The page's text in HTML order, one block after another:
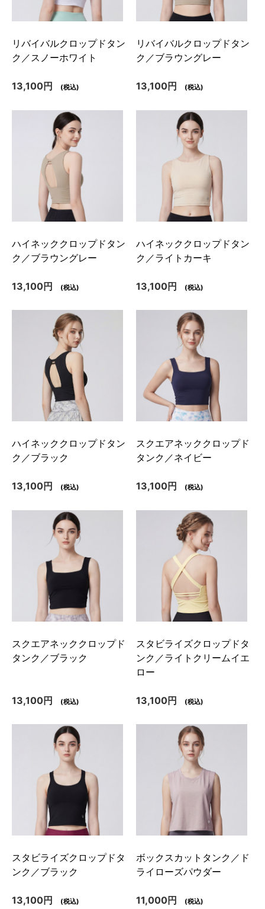
リバイバルクロップドタン
ク／スノーホワイト
13,100円 (税込)
リバイバルクロップドタン
ク／ブラウングレー
13,100円 (税込)
ハイネッククロップドタン
ク／ブラウングレー
13,100円 (税込)
ハイネッククロップドタン
ク／ライトカーキ
13,100円 (税込)
ハイネッククロップドタン
ク／ブラック
13,100円 (税込)
スクエアネッククロップド
タンク／ネイビー
13,100円 (税込)
スクエアネッククロップド
タンク／ブラック
13,100円 (税込)
スタビライズクロップドタ
ンク／ライトクリームイエ
ロー
13,100円 (税込)
スタビライズクロップドタ
ンク／ブラック
13,100円 (税込)
ボックスカットタンク／ド
ライローズパウダー
11,000円 (税込)